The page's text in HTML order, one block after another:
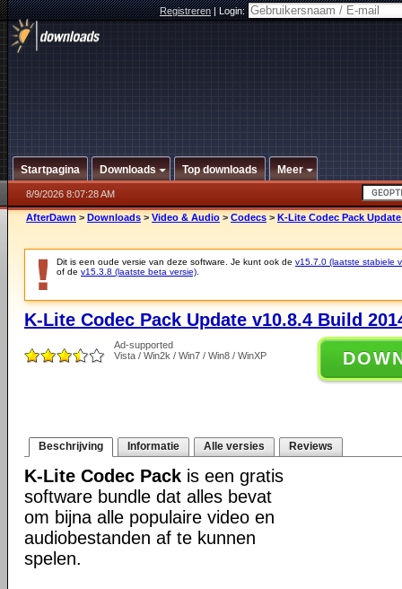
Registreren|Login:
Startpagina Downloads Top downloads Meer
8/9/2026 8:07:28 AM
AfterDawn > Downloads > Video & Audio > Codecs > K-Lite Codec Pack
Dit is een oude versie van deze software. Je kunt ook de v15.7.0 (laatste stabiele
of de v15.3.8 (laatste beta versie)
K-Lite Codec Pack Update v10.8.4 Build
Ad-supported
Vista / Win2k / Win7 / Win8 / WinXP
Beschrijving Informatie Alle versies Reviews
K-Lite Codec Pack is een gratis
software bundle dat alles bevat
om bijna alle populaire video en
audiobestanden af te kunnen
spelen.